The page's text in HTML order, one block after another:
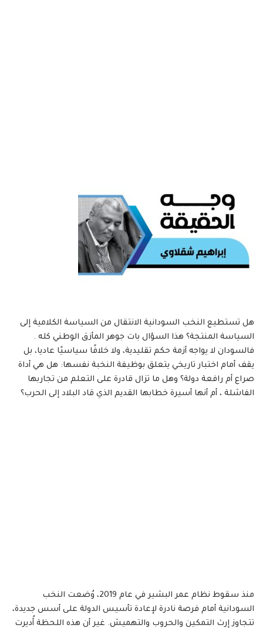
هل تستطيع النخب السودانية الانتقال من السياسة الكلامية إلى
السياسة المنتجة؟ هذا السؤال بات جوهر المأزق الوطني كله .
فالسودان لا يواجه أزمة حكم تقليدية، ولا خلافًا سياسيًا عاديا، بل
يقف أمام اختبار تاريخي يتعلق بوظيفة النخبة نفسها: هل هي أداة
صراع أم رافعة دولة؟ وهل ما تزال قادرة على التعلم من تجاربها
الفاشلة ، أم أنها أسيرة خطابها القديم الذي قاد البلاد إلى الحرب؟
منذ سقوط نظام عمر البشير في عام 2019، وُضعت النخب
السودانية أمام فرصة نادرة لإعادة تأسيس الدولة على أسس جديدة،
تتجاوز إرث التمكين والحروب والتهميش. غير أن هذه اللحظة أُديرت